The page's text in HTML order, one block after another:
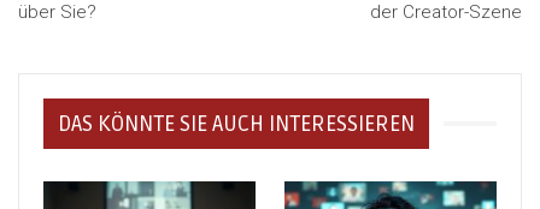
über Sie?
der Creator-Szene
DAS KÖNNTE SIE AUCH INTERESSIEREN